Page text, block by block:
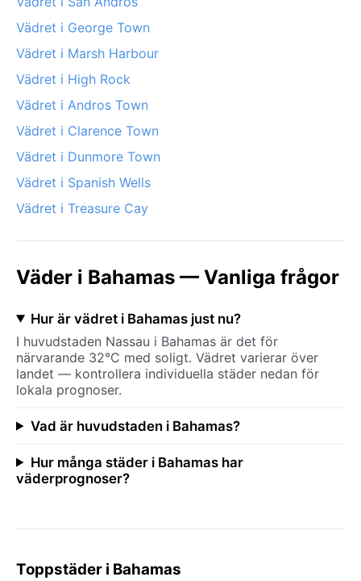
Vädret i George Town
Vädret i Marsh Harbour
Vädret i High Rock
Vädret i Andros Town
Vädret i Clarence Town
Vädret i Dunmore Town
Vädret i Spanish Wells
Vädret i Treasure Cay
Väder i Bahamas — Vanliga frågor
Hur är vädret i Bahamas just nu?
I huvudstaden Nassau i Bahamas är det för
närvarande 32°C med soligt. Vädret varierar över
landet — kontrollera individuella städer nedan för
lokala prognoser.
Vad är huvudstaden i Bahamas?
Hur många städer i Bahamas har
väderprognoser?
Toppstäder i Bahamas